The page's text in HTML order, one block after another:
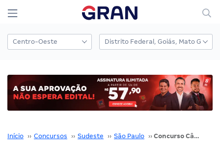
Início ›› Concursos ›› Sudeste ›› São Paulo ›› Concurso Câmara de Sorocaba SP: SAIU! Inicial de até R$ 13 mil! Veja!